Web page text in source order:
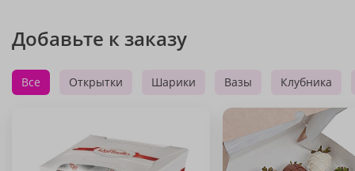
Добавьте к заказу
Все Открытки Шарики Вазы Клубника